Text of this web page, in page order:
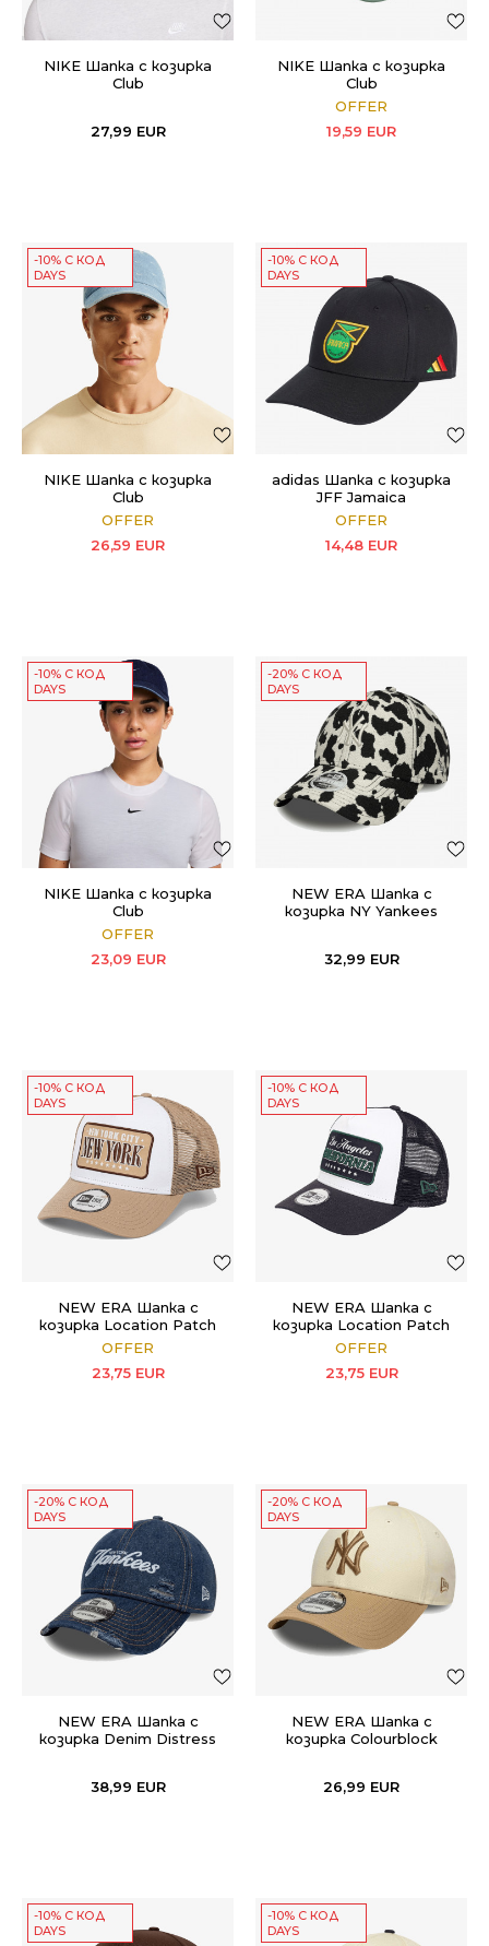
NIKE Шапка с козирка
Club
27,99 EUR
NIKE Шапка с козирка
Club
OFFER
19,59 EUR
-10% С КОД
DAYS
NIKE Шапка с козирка
Club
OFFER
26,59 EUR
-10% С КОД
DAYS
adidas Шапка с козирка
JFF Jamaica
OFFER
14,48 EUR
-10% С КОД
DAYS
NIKE Шапка с козирка
Club
OFFER
23,09 EUR
-20% С КОД
DAYS
NEW ERA Шапка с
козирка NY Yankees
32,99 EUR
-10% С КОД
DAYS
NEW ERA Шапка с
козирка Location Patch
Trucker
OFFER
23,75 EUR
-10% С КОД
DAYS
NEW ERA Шапка с
козирка Location Patch
Trucker
OFFER
23,75 EUR
-20% С КОД
DAYS
NEW ERA Шапка с
козирка Denim Distress
38,99 EUR
-20% С КОД
DAYS
NEW ERA Шапка с
козирка Colourblock
26,99 EUR
-10% С КОД
DAYS
-10% С КОД
DAYS